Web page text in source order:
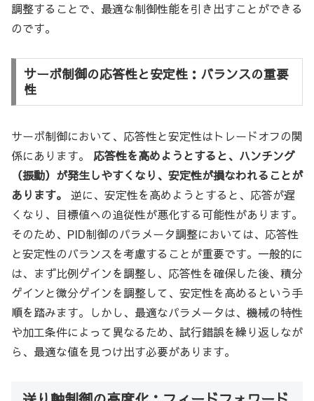
調整することで、最適な制御性能を引き出すことができる
のです。
サーボ制御の応答性と安定性：バランスの重要
性
サーボ制御において、応答性と安定性はトレードオフの関
係にあります。 応答性を高めようとすると、ハンチング
（振動）が発生しやすくなり、安定性が損なわれることが
あります。
逆に、安定性を高めようとすると、応答が遅
くなり、目標値への追従性が悪化する可能性があります。
そのため、PID制御のパラメータ調整においては、応答性
と安定性のバランスを考慮することが重要です。一般的に
は、まず比例ゲインを調整し、応答性を確保した後、積分
ゲインと微分ゲインを調整して、安定性を高めるという手
順を踏みます。しかし、最適なパラメータは、機械の特性
や加工条件によって異なるため、試行錯誤を繰り返しなが
ら、最適な値を見つけ出す必要があります。